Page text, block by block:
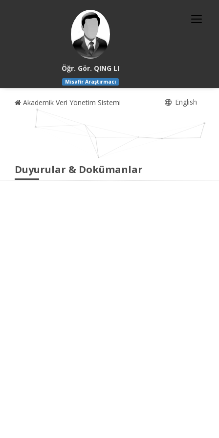
Öğr. Gör. QING LI
Misafir Araştırmacı
Akademik Veri Yönetim Sistemi English
Duyurular & Dokümanlar